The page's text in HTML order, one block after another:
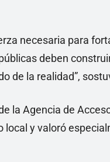
necesaria para
deben
de la realidad”,
la Agencia de
local y valoró